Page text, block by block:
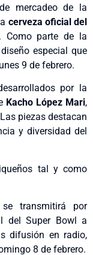
mercadeo de la
cerveza oficial del
Como parte de la
especial que
9 de febrero.
por la
Kacho López Mari,
piezas destacan
y diversidad del
tal y como
se transmitirá por
del Super Bowl a
difusión en radio,
8 de febrero.